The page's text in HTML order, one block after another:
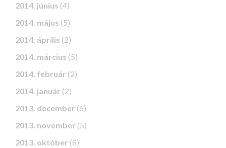
2014. június (4)
2014. május (5)
2014. április (2)
2014. március (5)
2014. február (2)
2014. január (2)
2013. december (6)
2013. november (5)
2013. október (8)